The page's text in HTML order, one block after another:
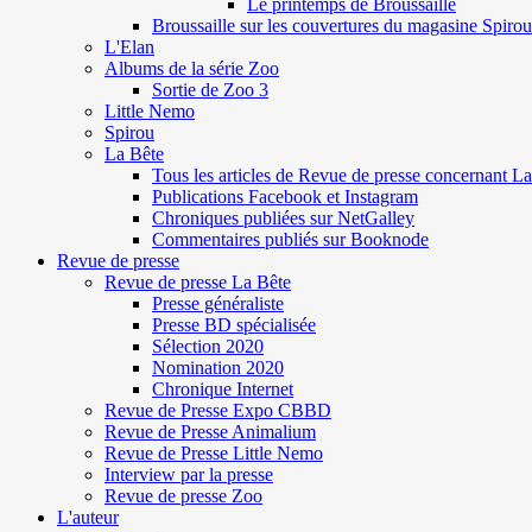
Broussaille sur les couvertures du magasine Spirou
L'Elan
Albums de la série Zoo
Sortie de Zoo 3
Little Nemo
Spirou
La Bête
Tous les articles de Revue de presse concernant
Publications Facebook et Instagram
Chroniques publiées sur NetGalley
Commentaires publiés sur Booknode
Revue de presse
Revue de presse La Bête
Presse généraliste
Presse BD spécialisée
Sélection 2020
Nomination 2020
Chronique Internet
Revue de Presse Expo CBBD
Revue de Presse Animalium
Revue de Presse Little Nemo
Interview par la presse
Revue de presse Zoo
L'auteur